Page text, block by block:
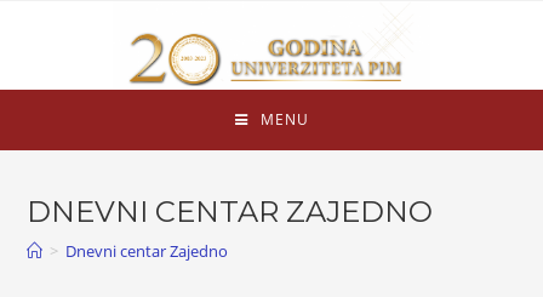
MENU
DNEVNI CENTAR ZAJEDNO
> Dnevni centar Zajedno